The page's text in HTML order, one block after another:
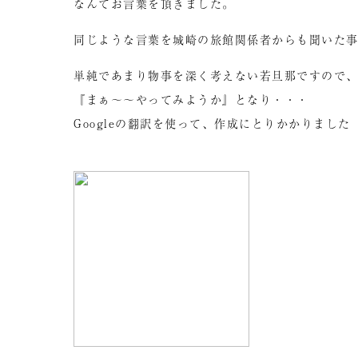
なんてお言葉を頂きました。
同じような言葉を城崎の旅館関係者からも聞いた事
単純であまり物事を深く考えない若旦那ですので、
『まぁ～～やってみようか』となり・・・
Googleの翻訳を使って、作成にとりかかりました